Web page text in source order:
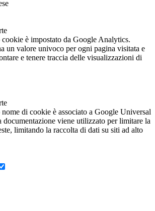
cookie è impostato da Google Analytics.
un valore univoco per ogni pagina visitata e
e tenere traccia delle visualizzazioni di
nome di cookie è associato a Google Universal
documentazione viene utilizzato per limitare la
limitando la raccolta di dati su siti ad alto